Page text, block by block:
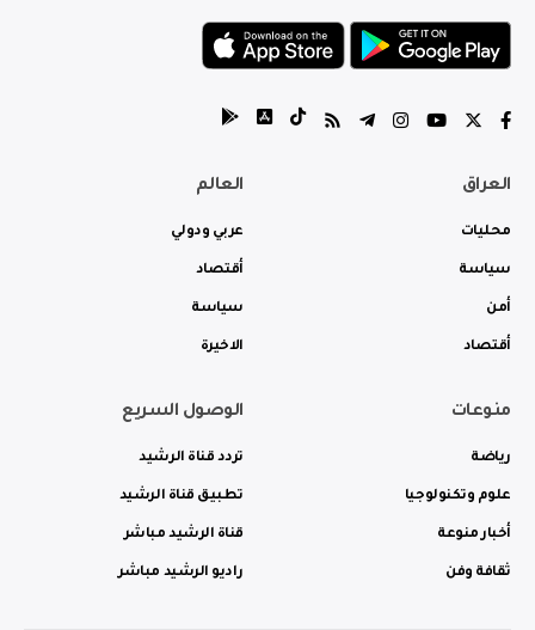
العراق
محليات
سياسة
أمن
أقتصاد
العالم
عربي ودولي
أقتصاد
سياسة
الاخيرة
منوعات
رياضة
علوم وتكنولوجيا
أخبار منوعة
ثقافة وفن
الوصول السريع
تردد قناة الرشيد
تطبيق قناة الرشيد
قناة الرشيد مباشر
راديو الرشيد مباشر